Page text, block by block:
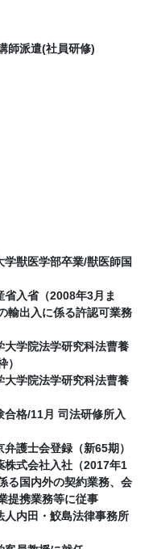
師派遣(社員研修)
獣医学部卒業/獣医師国
入省（2008年3月ま
輸出入に係る許認可業務
学院法学研究科法曹養
）
学院法学研究科法曹養
格/11月 司法研修所入
護士会登録（新65期）
株式会社入社（2017年1
る国内外の契約業務、会
提携業務等に従事
内田・鮫島法律事務所